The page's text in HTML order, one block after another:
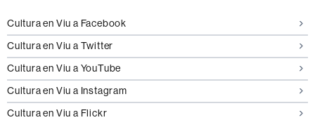
Cultura en Viu a Facebook
Cultura en Viu a Twitter
Cultura en Viu a YouTube
Cultura en Viu a Instagram
Cultura en Viu a Flickr